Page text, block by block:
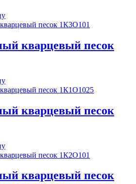
кварцевый песок
кварцевый песок
кварцевый песок